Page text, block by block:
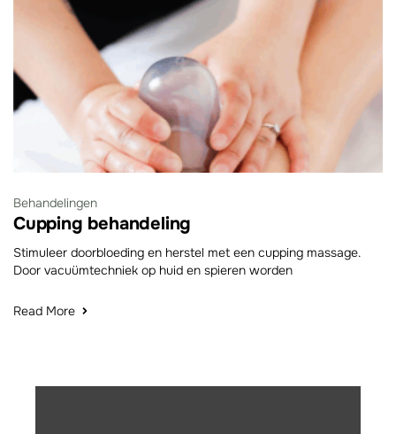
Behandelingen
Cupping behandeling
Stimuleer doorbloeding en herstel met een cupping massage.
Door vacuümtechniek op huid en spieren worden
Read More